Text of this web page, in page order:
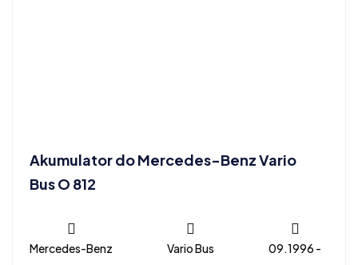
Akumulator do Mercedes-Benz Vario
Bus O 812
Mercedes-Benz Vario Bus 09.1996 -